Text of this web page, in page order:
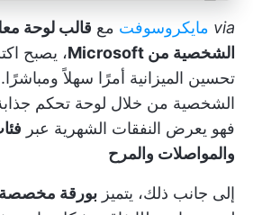
via مايكروسوفت مع قالب لوحة
الشخصية من Microsoft
، يصبح
تحسين الميزانية أمرًا سهلاً ومباشرًا.
الشخصية من خلال لوحة تحكم
فهو يعرض النفقات الشهرية عبر
والمواصلات والمرح
إلى جانب ذلك، يتميز بورقة